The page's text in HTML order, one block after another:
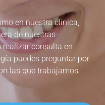
en nuestra clínica,
de nuestras
realizar consulta en
puedes preguntar por
las que trabajamos.